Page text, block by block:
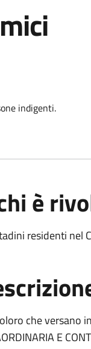
indigenti.
è
residenti nel
che versano
E